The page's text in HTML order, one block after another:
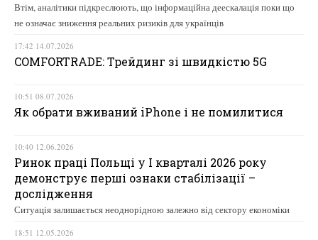
Втім, аналітики підкреслюють, що інформаційна деескалація поки що
не означає зниження реальних ризиків для українців
17:42 14.07.2026
COMFORTRADE: Трейдинг зі швидкістю 5G
10:51 08.07.2026
Як обрати вживаний iPhone і не помилитися
10:40 12.06.2026
Ринок праці Польщі у І кварталі 2026 року
демонструє перші ознаки стабілізації –
дослідження
Ситуація залишається неоднорідною залежно від сектору економіки
18:51 12.05.2026